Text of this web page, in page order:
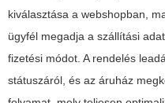
kiválasztása a webshopban,
ügyfél megadja a szállítási
fizetési módot. A rendelés
státuszáról, és az áruház